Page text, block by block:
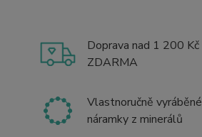
Doprava nad 1 200 Kč
ZDARMA
Vlastnoručně vyráběné
náramky z minerálů